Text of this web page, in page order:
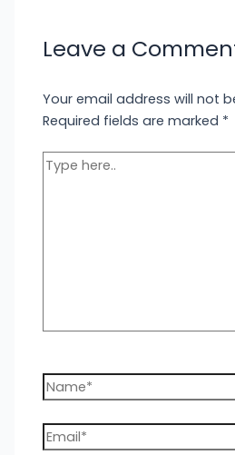
Leave a
Your email address will not
Required fields are marked *
Type
Name*
Email*